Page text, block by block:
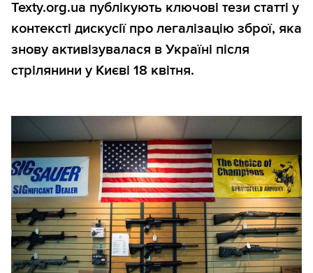
Texty.org.ua публікують ключові тези статті у
контексті дискусії про легалізацію зброї, яка
знову активізувалася в Україні після
стрілянини у Києві 18 квітня.